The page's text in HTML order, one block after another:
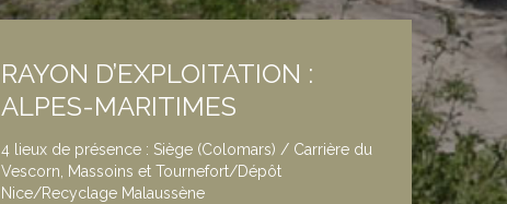
RAYON D’EXPLOITATION :
ALPES-MARITIMES
4 lieux de présence : Siège (Colomars) / Carrière du
Vescorn, Massoins et Tournefort/Dépôt
Nice/Recyclage Malaussène